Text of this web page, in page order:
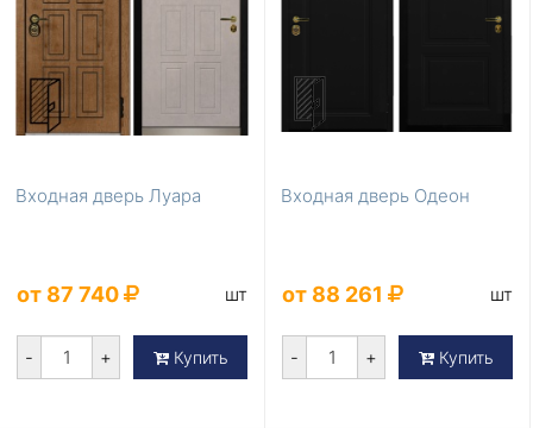
Входная дверь Луара
от 87 740 шт
- + Купить
Входная дверь Одеон
от 88 261 шт
- + Купить